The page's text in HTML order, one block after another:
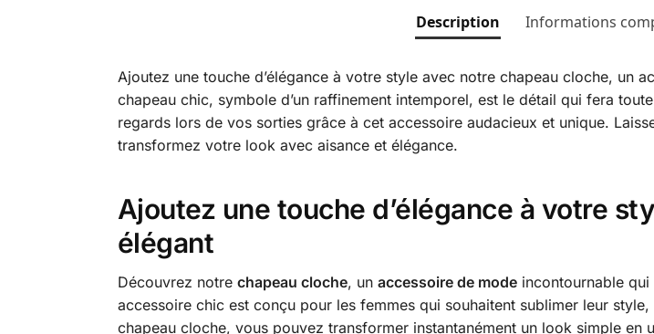
Description Informations
Ajoutez une touche d’élégance à votre style avec notre chapeau cloche, un
chapeau chic, symbole d’un raffinement intemporel, est le détail qui fera
regards lors de vos sorties grâce à cet accessoire audacieux et unique.
transformez votre look avec aisance et élégance.
Ajoutez une touche d’élégance à votre
élégant
Découvrez notre chapeau cloche, un accessoire de modeincontournable qui
accessoire chic est conçu pour les femmes qui souhaitent sublimer leur
chapeau cloche, vous pouvez transformer instantanément un look simple en